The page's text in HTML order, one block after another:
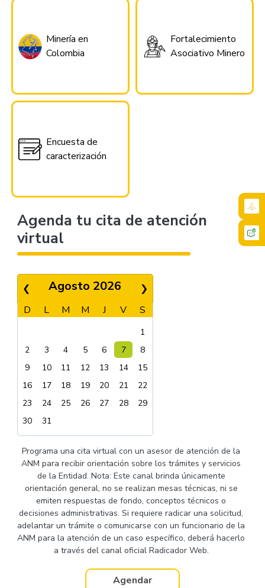
Minería en
Colombia
Fortalecimiento
Asociativo Minero
Encuesta de
caracterización
Agenda tu cita de atención
virtual
❮ Agosto 2026
❯
D
L M M J V S
1
2
3 4 5 6 7
8
9
10 11 12 13 14
15
16
17 18 19 20 21
22
23
24 25 26 27 28
29
30
31
Programa una cita virtual con un asesor de atención de la
ANM para recibir orientación sobre los trámites y servicios
de la Entidad. Nota: Este canal brinda únicamente
orientación general, no se realizan mesas técnicas, ni se
emiten respuestas de fondo, conceptos técnicos o
decisiones administrativas. Si requiere radicar una solicitud,
adelantar un trámite o comunicarse con un funcionario de la
ANM para la atención de un caso específico, deberá hacerlo
a través del canal oficial Radicador Web.
Agendar